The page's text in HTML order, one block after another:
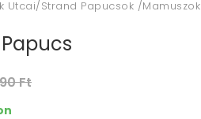
Utcai/Strand Papucsok /Mamuszok
Ft